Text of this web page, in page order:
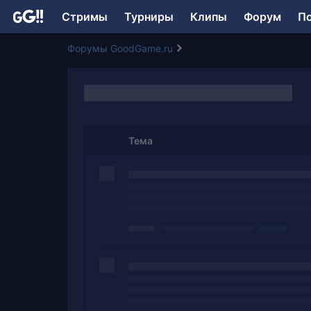
Стримы Турниры Клипы Форум
Форумы GoodGame.ru
Тема